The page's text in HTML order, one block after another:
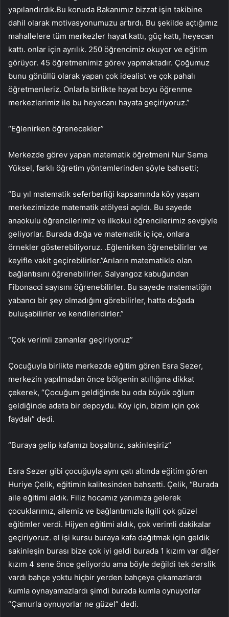
yapılandırdık.Bu konuda Bakanımız bizzat işin takibine
dahil olarak motivasyonumuzu artırdı. Bu şekilde açtığımız
mahallelere tüm merkezler hayat kattı, güç kattı, heyecan
kattı. onlar için ayrılık. 250 öğrencimiz okuyor ve eğitim
görüyor. 45 öğretmenimiz görev yapmaktadır. Çoğumuz
bunu gönüllü olarak yapan çok idealist ve çok pahalı
öğretmenleriz. Onlarla birlikte hayat boyu öğrenme
merkezlerimiz ile bu heyecanı hayata geçiriyoruz.”
“Eğlenirken öğrenecekler”
Merkezde görev yapan matematik öğretmeni Nur Sema
Yüksel, farklı öğretim yöntemlerinden şöyle bahsetti;
“Bu yıl matematik seferberliği kapsamında köy yaşam
merkezimizde matematik atölyesi açıldı. Bu sayede
anaokulu öğrencilerimiz ve ilkokul öğrencilerimiz sevgiyle
geliyorlar. Burada doğa ve matematik iç içe, onlara
örnekler gösterebiliyoruz. .Eğlenirken öğrenebilirler ve
keyifle vakit geçirebilirler.”Arıların matematikle olan
bağlantısını öğrenebilirler. Salyangoz kabuğundan
Fibonacci sayısını öğrenebilirler. Bu sayede matematiğin
yabancı bir şey olmadığını görebilirler, hatta doğada
buluşabilirler ve kendileridirler.”
“Çok verimli zamanlar geçiriyoruz”
Çocuğuyla birlikte merkezde eğitim gören Esra Sezer,
merkezin yapılmadan önce bölgenin atıllığına dikkat
çekerek, “Çocuğum geldiğinde bu oda büyük oğlum
geldiğinde adeta bir depoydu. Köy için, bizim için çok
faydalı” dedi.
“Buraya gelip kafamızı boşaltırız, sakinleşiriz”
Esra Sezer gibi çocuğuyla aynı çatı altında eğitim gören
Huriye Çelik, eğitimin kalitesinden bahsetti. Çelik, “Burada
aile eğitimi aldık. Filiz hocamız yanımıza gelerek
çocuklarımız, ailemiz ve bağlantımızla ilgili çok güzel
eğitimler verdi. Hijyen eğitimi aldık, çok verimli dakikalar
geçiriyoruz. el işi kursu buraya kafa dağıtmak için geldik
sakinleşin burası bize çok iyi geldi burada 1 kızım var diğer
kızım 4 sene önce geliyordu ama böyle değildi tek derslik
vardı bahçe yoktu hiçbir yerden bahçeye çıkamazlardı
kumla oynayamazlardı şimdi burada kumla oynuyorlar
“Çamurla oynuyorlar ne güzel” dedi.